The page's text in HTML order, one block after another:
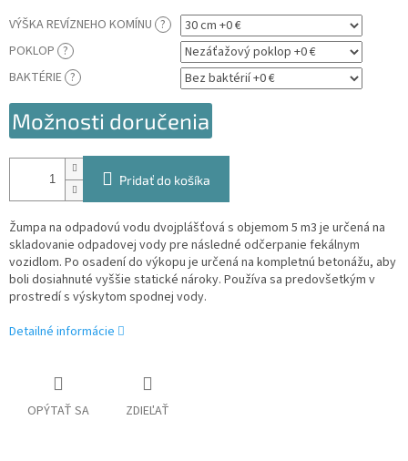
VÝŠKA REVÍZNEHO KOMÍNU ?
POKLOP ?
BAKTÉRIE ?
Možnosti doručenia
Pridať do košíka
Žumpa na odpadovú vodu dvojplášťová s objemom 5 m3 je určená na
skladovanie odpadovej vody pre následné odčerpanie fekálnym
vozidlom. Po osadení do výkopu je určená na kompletnú betonážu, aby
boli dosiahnuté vyššie statické nároky. Používa sa predovšetkým v
prostredí s výskytom spodnej vody.
Detailné informácie
OPÝTAŤ SA ZDIEĽAŤ